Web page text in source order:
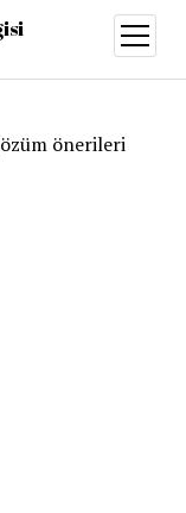
aç
önerileri